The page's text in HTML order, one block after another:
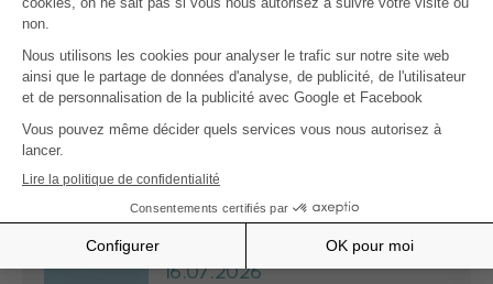
Lire également
En région wallonne et flamande, que se
passe-t-il en cas de défaut
Articles similaires
16.07.2026